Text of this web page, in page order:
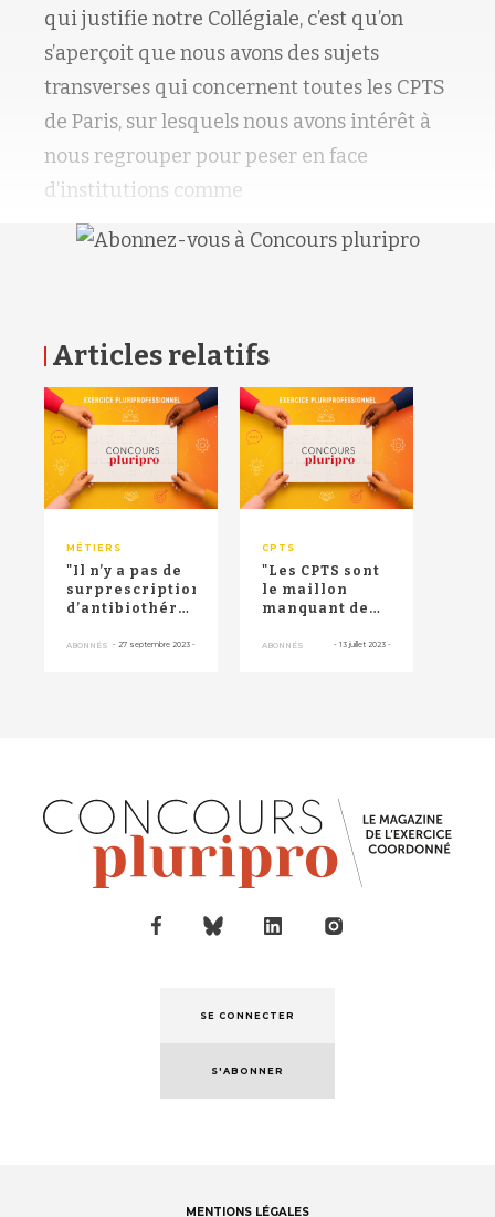
qui justifie notre Collégiale, c’est qu’on
s’aperçoit que nous avons des sujets
transverses qui concernent toutes les CPTS
de Paris, sur lesquels nous avons intérêt à
nous regrouper pour peser en face
d’institutions comme
Articles relatifs
MÉTIERS
"Il n’y a pas de
surprescription
d’antibiothérapies"
présen...
ABONNÉS - 27 septembre 2023 -
CPTS
"Les CPTS sont
le maillon
manquant de
: le Tour de
ABONNÉS - 13 juillet 2023 -
SE CONNECTER
S'ABONNER
MENTIONS LÉGALES